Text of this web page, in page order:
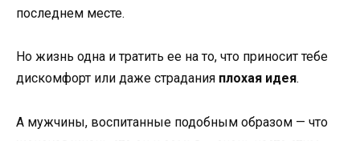
последнем месте.
Но жизнь одна и тратить ее на то, что приносит тебе
дискомфорт или даже страдания плохая идея.
А мужчины, воспитанные подобным образом — что